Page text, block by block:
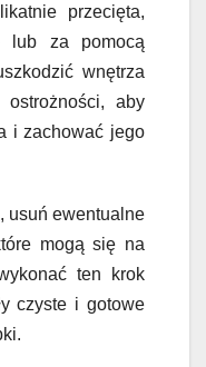
przecięta,
lub za pomocą
wnętrza
aby
i zachować jego
usuń ewentualne
mogą się na
ten krok
czyste i gotowe